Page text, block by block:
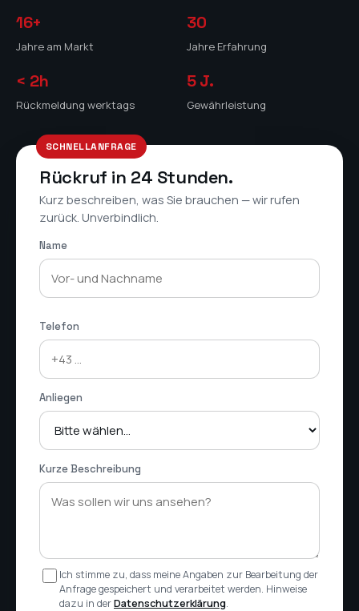
16+
Jahre am Markt
30
Jahre Erfahrung
< 2h
Rückmeldung werktags
5J.
Gewährleistung
SCHNELLANFRAGE
Rückruf in 24 Stunden.
Kurz beschreiben, was Sie brauchen — wir rufen
zurück. Unverbindlich.
Name
Telefon
Anliegen
Kurze Beschreibung
Ich stimme zu, dass meine Angaben zur Bearbeitung der
Anfrage gespeichert und verarbeitet werden. Hinweise
dazu in derDatenschutzerklärung.